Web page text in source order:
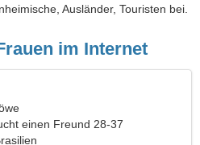
Ausländer, Touristen bei.
im Internet
einen Freund 28-37